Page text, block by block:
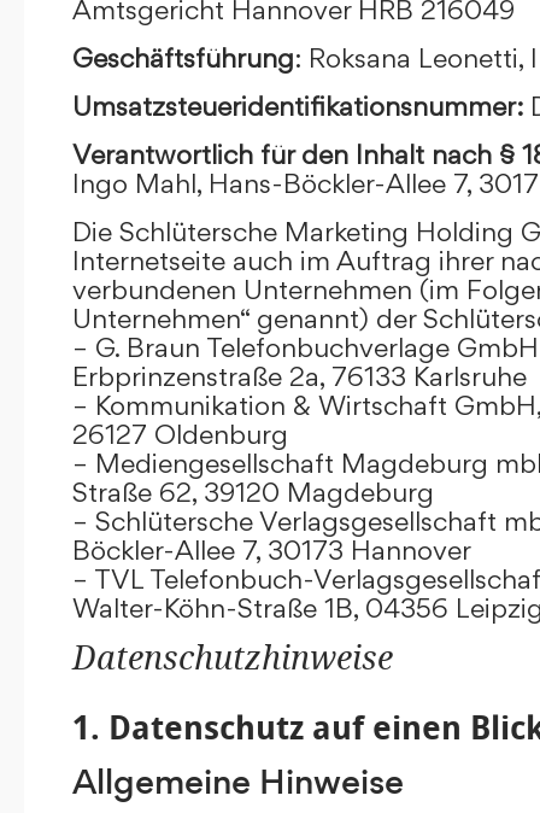
Amtsgericht Hannover HRB 216049
Geschäftsführung: Roksana Leonetti,
Umsatzsteueridentifikationsnummer:
Verantwortlich für den Inhalt nach §
Ingo Mahl, Hans-Böckler-Allee 7,
Die Schlütersche Marketing Holding
Internetseite auch im Auftrag ihrer
verbundenen Unternehmen (im
Unternehmen“ genannt) der
– G. Braun Telefonbuchverlage GmbH
Erbprinzenstraße 2a, 76133 Karlsruhe
– Kommunikation & Wirtschaft
26127 Oldenburg
– Mediengesellschaft Magdeburg
Straße 62, 39120 Magdeburg
– Schlütersche Verlagsgesellschaft
Böckler-Allee 7, 30173 Hannover
– TVL Telefonbuch-
Walter-Köhn-Straße 1B, 04356
Datenschutzhinweise
1. Datenschutz auf einen
Allgemeine Hinweise